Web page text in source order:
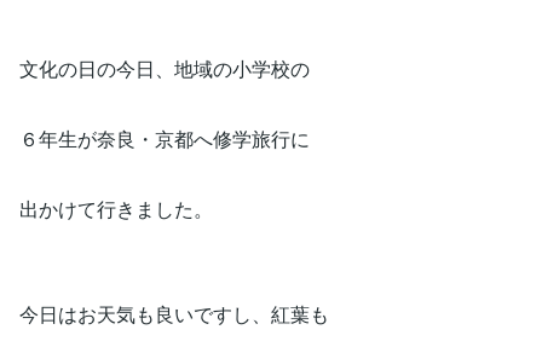
文化の日の今日、地域の小学校の
６年生が奈良・京都へ修学旅行に
出かけて行きました。
今日はお天気も良いですし、紅葉も